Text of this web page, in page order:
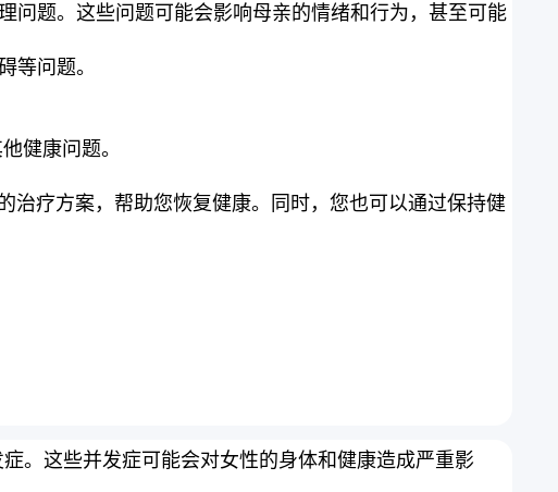
问题。这些问题可能会影响母亲的情绪和行为，甚至可能
等问题。
健康问题。
治疗方案，帮助您恢复健康。同时，您也可以通过保持健
。这些并发症可能会对女性的身体和健康造成严重影